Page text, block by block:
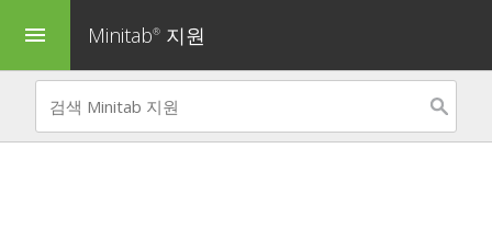
menu Minitab® 지원